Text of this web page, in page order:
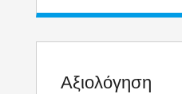
Αξιολόγηση